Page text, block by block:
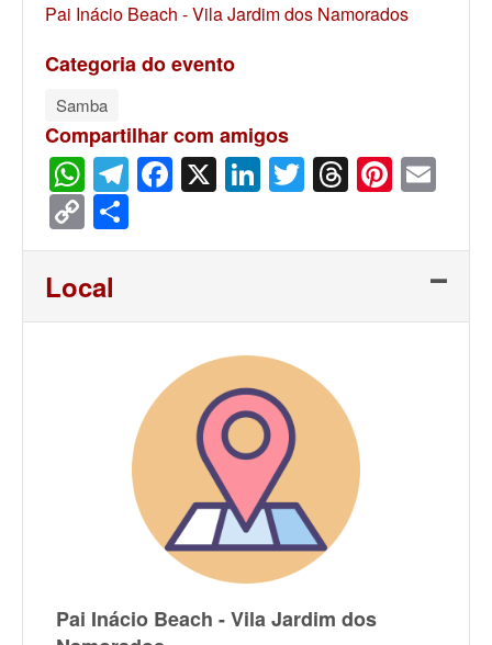
Pai Inácio Beach - Vila Jardim dos Namorados
Categoria do evento
Samba
Compartilhar com amigos
WhatsApp
Telegram
Facebook
X LinkedIn
Twitter
Threads
Copy
Link
Local
Pai Inácio Beach - Vila Jardim dos